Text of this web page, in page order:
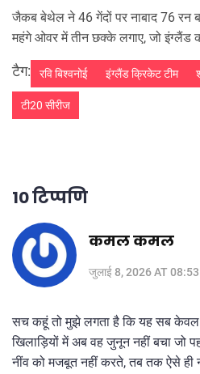
जैकब बेथेल ने 46 गेंदों पर नाबाद 76 रन
महंगे ओवर में तीन छक्के लगाए, जो इंग्लैंड
टैग: रवि बिश्वनोई इंग्लैंड क्रिकेट टीम
टी20 सीरीज
10 टिप्पणि
कमल कमल
जुलाई 8, 2026 AT 08:53
सच कहूं तो मुझे लगता है कि यह सब केवल
खिलाड़ियों में अब वह जुनून नहीं बचा जो
नींव को मजबूत नहीं करते, तब तक ऐसे